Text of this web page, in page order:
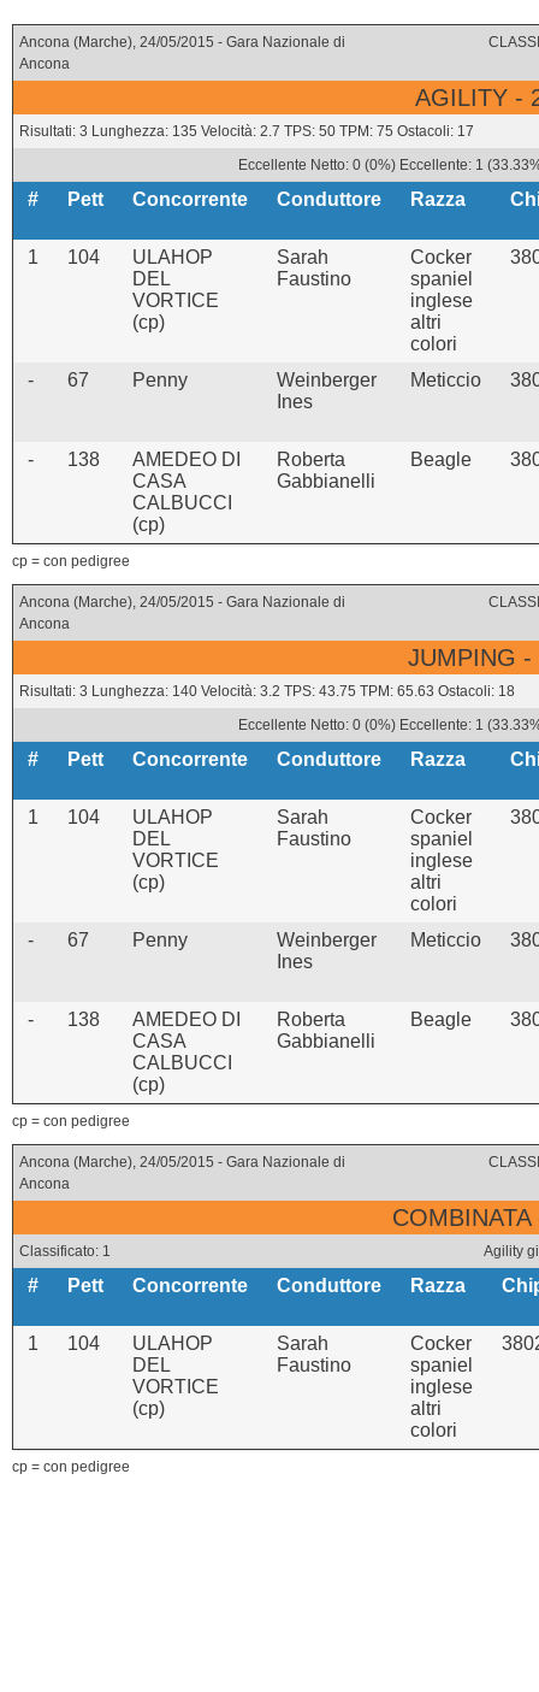
Ancona (Marche), 24/05/2015 - Gara Nazionale di
Ancona
AGILITY -
Risultati: 3 Lunghezza: 135 Velocità: 2.7 TPS: 50 TPM: 75 Ostacoli: 17
Eccellente Netto: 0 (0%) Eccellente: 1
# Pett Concorrente Conduttore Razza
1 104
ULAHOP
DEL
VORTICE
(cp)
Sarah
Faustino
Cocker
spaniel
inglese
altri
colori
- 67 Penny
Weinberger
Ines
Meticcio
- 138
AMEDEO DI
CASA
CALBUCCI
(cp)
Roberta
Gabbianelli
Beagle
cp = con pedigree
Ancona (Marche), 24/05/2015 - Gara Nazionale di
Ancona
JUMPING -
Risultati: 3 Lunghezza: 140 Velocità: 3.2 TPS: 43.75 TPM: 65.63 Ostacoli: 18
Eccellente Netto: 0 (0%) Eccellente: 1
# Pett Concorrente Conduttore Razza
1 104
ULAHOP
DEL
VORTICE
(cp)
Sarah
Faustino
Cocker
spaniel
inglese
altri
colori
- 67 Penny
Weinberger
Ines
Meticcio
- 138
AMEDEO DI
CASA
CALBUCCI
(cp)
Roberta
Gabbianelli
Beagle
cp = con pedigree
Ancona (Marche), 24/05/2015 - Gara Nazionale di
Ancona
Classificato: 1 Agility
# Pett Concorrente Conduttore Razza
1 104
ULAHOP
DEL
VORTICE
(cp)
Sarah
Faustino
Cocker
spaniel
inglese
altri
colori
cp = con pedigree